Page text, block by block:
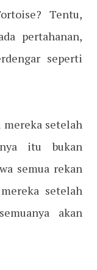
Tentu,
pertahanan,
seperti
mereka setelah
itu bukan
semua rekan
setelah
akan